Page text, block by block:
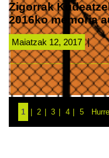
Zigorrak
2016ko memoria
Maiatzak 12, 2017 |
1 2 3 4 5